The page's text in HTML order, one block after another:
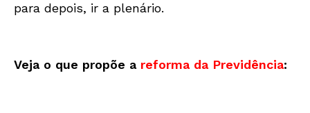
para depois, ir a plenário.
Veja o que propõe a reforma da Previdência: